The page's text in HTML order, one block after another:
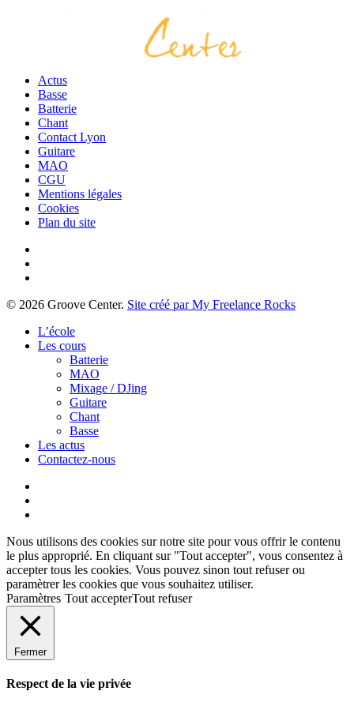
Actus
Basse
Batterie
Chant
Contact Lyon
Guitare
MAO
CGU
Mentions légales
Cookies
Plan du site
© 2026 Groove Center. Site créé par My Freelance Rocks
Close
Menu
L’école
Les cours
Batterie
MAO
Mixage / DJing
Guitare
Chant
Basse
Les actus
Contactez-nous
Nous utilisons des cookies sur notre site pour vous offrir le contenu
le plus approprié. En cliquant sur "Tout accepter", vous consentez à
accepter tous les cookies. Vous pouvez sinon tout refuser ou
paramètrer les cookies que vous souhaitez utiliser.
Paramètres Tout accepterTout refuser
Fermer
Respect de la vie privée